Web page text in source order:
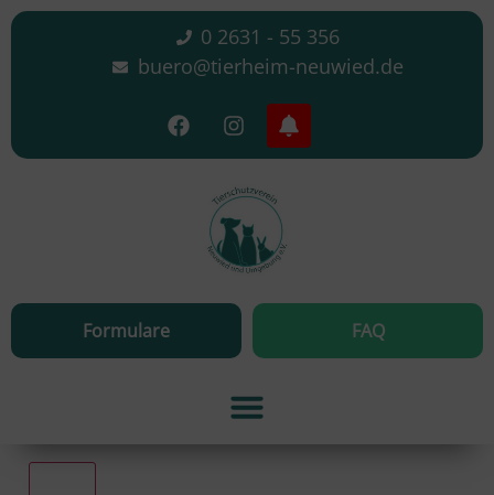
0 2631 - 55 356
buero@tierheim-neuwied.de
Formulare FAQ